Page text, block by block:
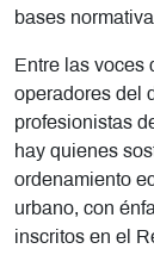
bases
Entre las voces
operadores del
profesionistas
hay quienes
ordenamiento
urbano, con
inscritos en el